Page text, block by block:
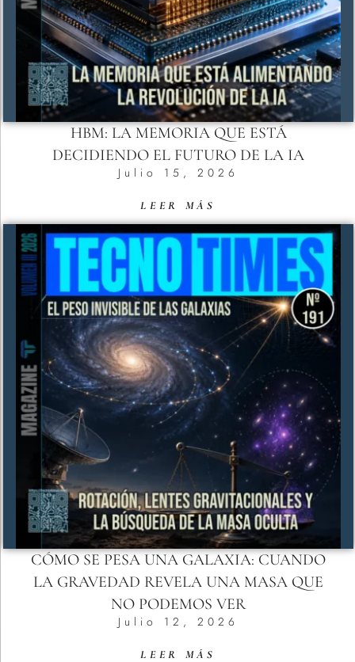
HBM: LA MEMORIA QUE ESTÁ
DECIDIENDO EL FUTURO DE LA IA
Julio 15, 2026
LEER MÁS
CÓMO SE PESA UNA GALAXIA: CUANDO
LA GRAVEDAD REVELA UNA MASA QUE
NO PODEMOS VER
Julio 12, 2026
LEER MÁS